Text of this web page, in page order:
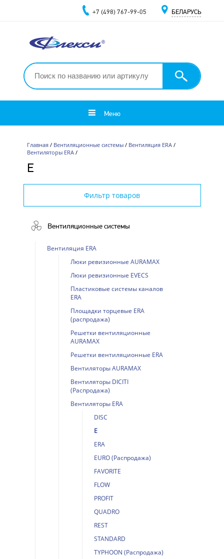
+7 (498) 767-99-05 БЕЛАРУСЬ
Меню
Главная/ Вентиляционные системы/ Вентиляция ERA/
Вентиляторы ERA/
E
Фильтр товаров
Вентиляционные системы
Вентиляция ERA
Люки ревизионные AURAMAX
Люки ревизионные EVECS
Пластиковые системы каналов
ERA
Площадки торцевые ERA
(распродажа)
Решетки вентиляционные
AURAMAX
Решетки вентиляционные ERA
Вентиляторы AURAMAX
Вентиляторы DICITI
(Распродажа)
Вентиляторы ERA
DISC
E
ERA
EURO (Распродажа)
FAVORITE
FLOW
PROFIT
QUADRO
REST
STANDARD
TYPHOON (Распродажа)